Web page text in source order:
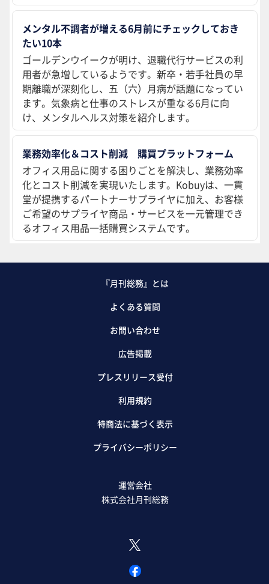
メンタル不調者が増える6月前にチェックしておき
たい10本
ゴールデンウイークが明け、退職代行サービスの利
用者が急増しているようです。新卒・若手社員の早
期離職が深刻化し、五（六）月病が話題になってい
ます。気象病と仕事のストレスが重なる6月に向
け、メンタルヘルス対策を紹介します。
業務効率化＆コスト削減 購買プラットフォーム
オフィス用品に関する困りごとを解決し、業務効率
化とコスト削減を実現いたします。Kobuyは、一貫
堂が提携するパートナーサプライヤに加え、お客様
ご希望のサプライヤ商品・サービスを一元管理でき
るオフィス用品一括購買システムです。
『月刊総務』とは
よくある質問
お問い合わせ
広告掲載
プレスリリース受付
利用規約
特商法に基づく表示
プライバシーポリシー
運営会社
株式会社月刊総務